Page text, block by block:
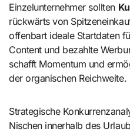
Einzelunternehmer sollten
rückwärts von
offenbart ideale Startdaten
Content und bezahlte
schafft Momentum und
der organischen Reichweite.
Strategische
Nischen innerhalb des